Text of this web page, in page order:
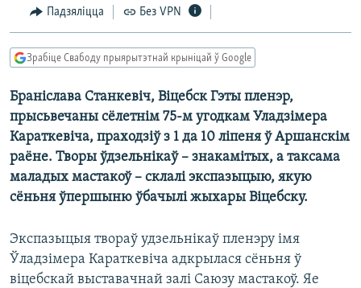
Перайсьці
пошуку
ПАЛІТЫКА
ВАЙНА
БЕЛАРУСЫ НА ВАЙНЕ
ПАЛІТВЯЗЬНІ
КУЛЬТУРА
КАЛЯНДАР
ГІСТОРЫЯ НА СВАБОДЗЕ
КНІГІ
АЎДЫЁКНІГІ
PREMIUM
МОВА
НА ХВАЛЯХ СВАБОДЫ
ПАДЗЯЛІЦЦА ІНФАРМАЦЫЯЙ
RSS
FACEBOOK
TWITTER
Усе сайты РС/РСЭ
Падзяліцца Без VPN
Зрабіце Свабоду прыярытэтнай крыніцай ў Google
Браніслава Станкевіч, Віцебск Гэты пленэр,
прысьвечаны сёлетнім 75-м угодкам Уладзімера
Караткевіча, праходзіў з 1 да 10 ліпеня ў Аршанскім
раёне. Творы ўдзельнікаў – знакамітых, а таксама
маладых мастакоў – склалі экспазыцыю, якую
сёньня ўпершыню ўбачылі жыхары Віцебску.
Экспазыцыя твораў удзельнікаў пленэру імя
Ўладзімера Караткевіча адкрылася сёньня ў
віцебскай выставачнай залі Саюзу мастакоў. Яе